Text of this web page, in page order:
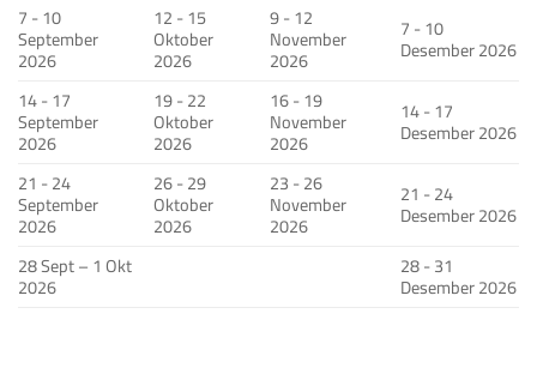
7 - 10
September
2026
12 - 15
Oktober
2026
9 - 12
November
2026
7 - 10
Desember 2026
14 - 17
September
2026
19 - 22
Oktober
2026
16 - 19
November
2026
14 - 17
Desember 2026
21 - 24
September
2026
26 - 29
Oktober
2026
23 - 26
November
2026
21 - 24
Desember 2026
28 Sept – 1 Okt
2026
28 - 31
Desember 2026